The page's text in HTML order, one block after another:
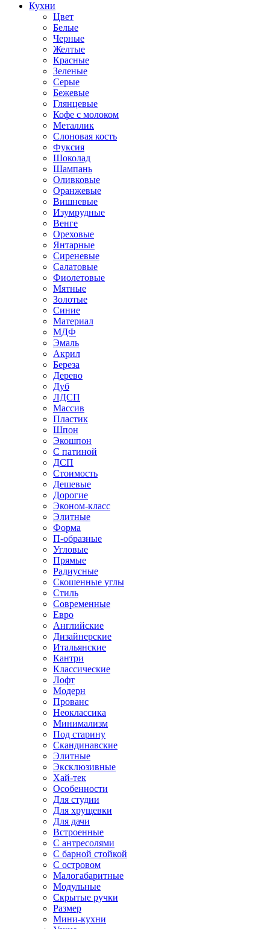
Кухни
Цвет
Белые
Черные
Желтые
Красные
Зеленые
Серые
Бежевые
Глянцевые
Кофе с молоком
Металлик
Слоновая кость
Фуксия
Шоколад
Шампань
Оливковые
Оранжевые
Вишневые
Изумрудные
Венге
Ореховые
Янтарные
Сиреневые
Салатовые
Фиолетовые
Мятные
Золотые
Синие
Материал
МДФ
Эмаль
Акрил
Береза
Дерево
Дуб
ЛДСП
Массив
Пластик
Шпон
Экошпон
С патиной
ДСП
Стоимость
Дешевые
Дорогие
Эконом-класс
Элитные
Форма
П-образные
Угловые
Прямые
Радиусные
Скошенные углы
Стиль
Современные
Евро
Английские
Дизайнерские
Итальянские
Кантри
Классические
Лофт
Модерн
Прованс
Неоклассика
Минимализм
Под старину
Скандинавские
Элитные
Эксклюзивные
Хай-тек
Особенности
Для студии
Для хрущевки
Для дачи
Встроенные
С антресолями
С барной стойкой
С островом
Малогабаритные
Модульные
Скрытые ручки
Размер
Мини-кухни